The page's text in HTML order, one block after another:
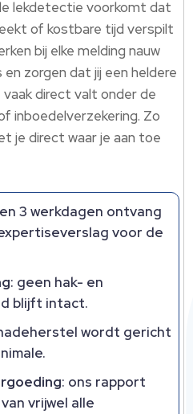
lekdetectie voorkomt dat
of kostbare tijd verspilt
bij elke melding nauw
zorgen dat jij een heldere
direct valt onder de
inboedelverzekering.​ Zo
je direct waar je aan toe
3 werkdagen ontvang
voor de
: geen hak- en
blijft intact.​
wordt gericht
: ons rapport
vrijwel alle